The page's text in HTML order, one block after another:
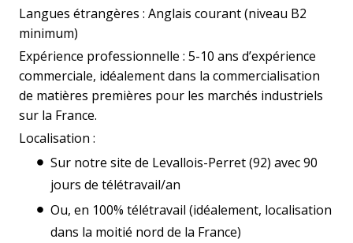
Langues étrangères : Anglais courant (niveau B2
minimum)
Expérience professionnelle : 5-10 ans d’expérience
commerciale, idéalement dans la commercialisation
de matières premières pour les marchés industriels
sur la France.
Localisation :
Sur notre site de Levallois-Perret (92) avec 90
jours de télétravail/an
Ou, en 100% télétravail (idéalement, localisation
dans la moitié nord de la France)